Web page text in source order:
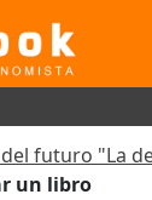
futuro "La
un libro